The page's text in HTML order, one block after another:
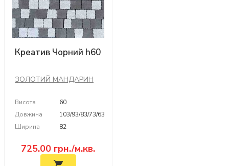
Креатив Чорний h60
ЗОЛОТИЙ МАНДАРИН
Висота
60
Довжина
103/93/83/73/63
Ширина
82
725.00 грн./м.кв.